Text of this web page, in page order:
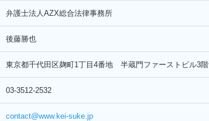
弁護士法人AZX総合法律事務所
後藤勝也
東京都千代田区麹町1丁目4番地 半蔵門ファーストビル3階
03-3512-2532
contact@www.kei-suke.jp